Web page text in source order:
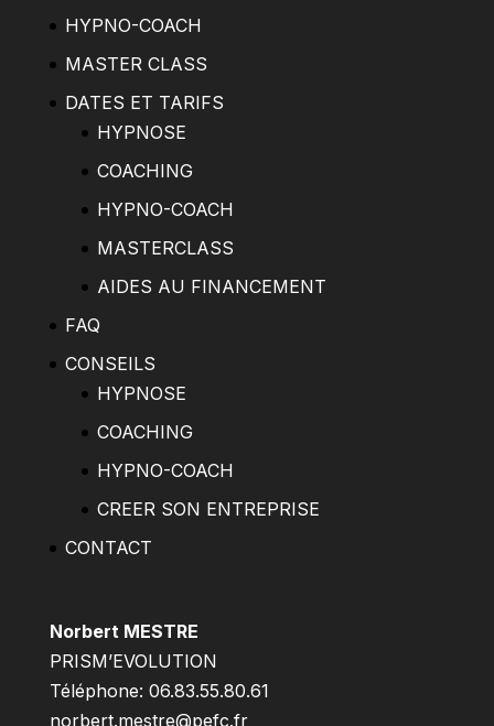
HYPNO-COACH
MASTER CLASS
DATES ET TARIFS
HYPNOSE
COACHING
HYPNO-COACH
MASTERCLASS
AIDES AU FINANCEMENT
FAQ
CONSEILS
HYPNOSE
COACHING
HYPNO-COACH
CREER SON ENTREPRISE
CONTACT
Norbert MESTRE
PRISM’EVOLUTION
Téléphone: 06.83.55.80.61
norbert.mestre@pefc.fr